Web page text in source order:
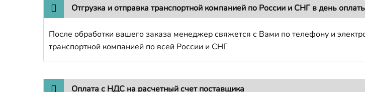
Отгрузка и отправка транспортной компанией по России и СНГ в день
После обработки вашего заказа менеджер свяжется с Вами по телефону и
транспортной компанией по всей России и СНГ
Оплата с НДС на расчетный счет поставщика